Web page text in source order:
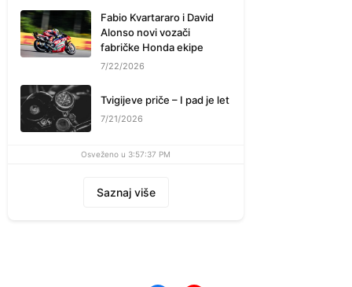
Fabio Kvartararo i David
Alonso novi vozači
fabričke Honda ekipe
7/22/2026
Tvigijeve priče – I pad je let
7/21/2026
Osveženo u 3:57:37 PM
Saznaj više